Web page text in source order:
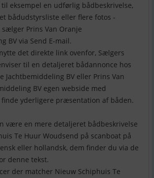
eksempel en udførlig bådbeskrivelse,
bådudstyrsliste eller flere fotos -
Prins Van Oranje
BV via Send E-mail.
det direkte link ovenfor, Sælgers
til en detaljeret bådannonce hos
Jachtbemiddeling BV eller Prins Van
BV egen webside med
yderligere præsentation af båden.
være en mere detaljeret bådbeskrivelse
Te Huur Woudsend på scanboat på
eller hollandsk, dem finder du via de
denne tekst.
der matcher Nieuw Schiphuis Te